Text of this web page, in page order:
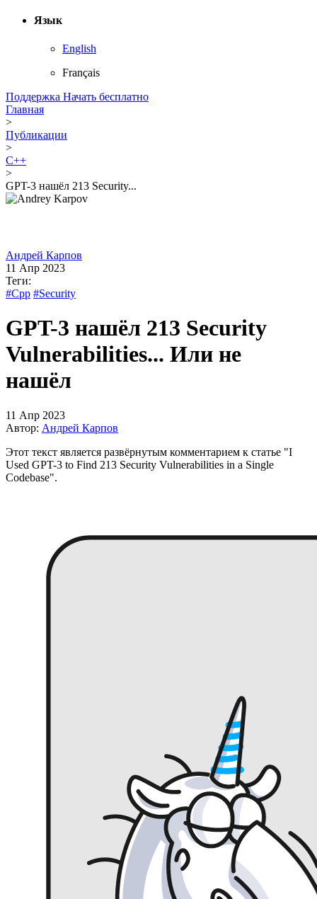
Язык
English
Français
Поддержка Начать бесплатно
Главная
>
Публикации
>
C++
>
GPT-3 нашёл 213 Security...
Андрей Карпов
11 Апр 2023
Теги:
#Cpp #Security
GPT-3 нашёл 213 Security
Vulnerabilities... Или не
нашёл
11 Апр 2023
Автор: Андрей Карпов
Этот текст является развёрнутым комментарием к статье "I
Used GPT-3 to Find 213 Security Vulnerabilities in a Single
Codebase".